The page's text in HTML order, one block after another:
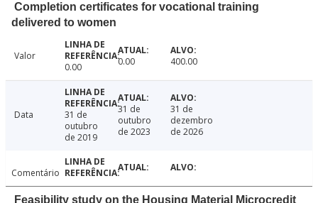
Completion certificates for vocational training
delivered to women
Valor
0.00
0.00 400.00
Data
31 de
outubro
de 2019
31 de
outubro
de 2023
31 de
dezembro
de 2026
Comentário
Feasibility study on the Housing Material Microcredit